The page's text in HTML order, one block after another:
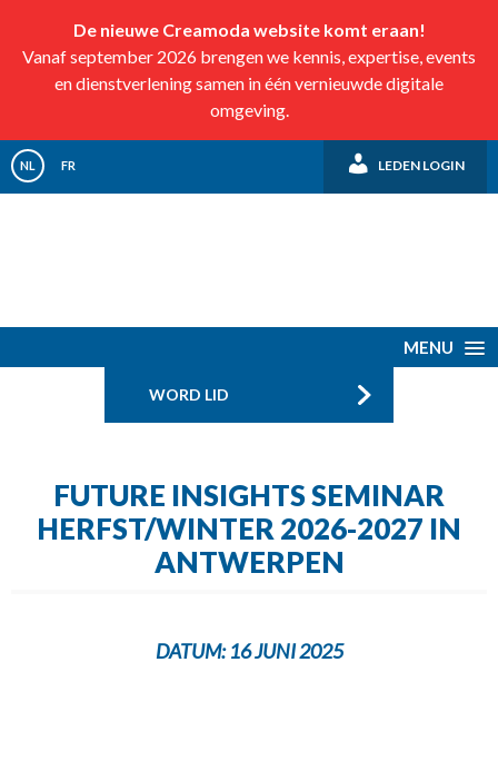
De nieuwe Creamoda website komt eraan!
Vanaf september 2026 brengen we kennis, expertise, events
en dienstverlening samen in één vernieuwde digitale
omgeving.
NL FR LEDEN LOGIN
MENU
WORD LID
FUTURE INSIGHTS SEMINAR
HERFST/WINTER 2026-2027 IN
ANTWERPEN
DATUM:16 JUNI 2025